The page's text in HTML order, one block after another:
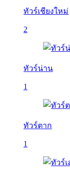
ทัวร์เชียงใหม่
2
ทัวร์น่าน
1
ทัวร์ตาก
1